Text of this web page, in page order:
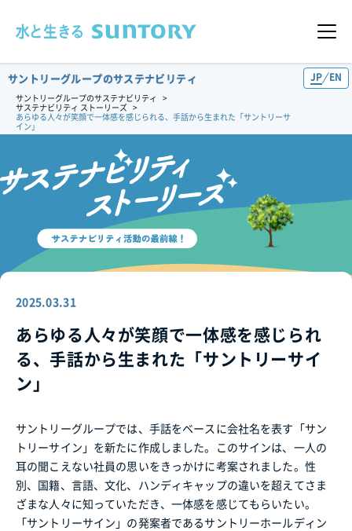
メニュ
サントリーグループのサステナビリティ JP EN
サントリーグループのサステナビリティ
サステナビリティ ストーリーズ
あらゆる人々が笑顔で一体感を感じられる、手話から生まれた「サントリーサ
イン」
2025.03.31
あらゆる人々が笑顔で一体感を感じられ
る、手話から生まれた「サントリーサイ
ン」
サントリーグループでは、手話をベースに会社名を表す「サン
トリーサイン」を新たに作成しました。このサインは、一人の
耳の聞こえない社員の思いをきっかけに考案されました。性
別、国籍、言語、文化、ハンディキャップの違いを超えてさま
ざまな人々に知っていただき、一体感を感じてもらいたい。
「サントリーサイン」の発案者であるサントリーホールディン